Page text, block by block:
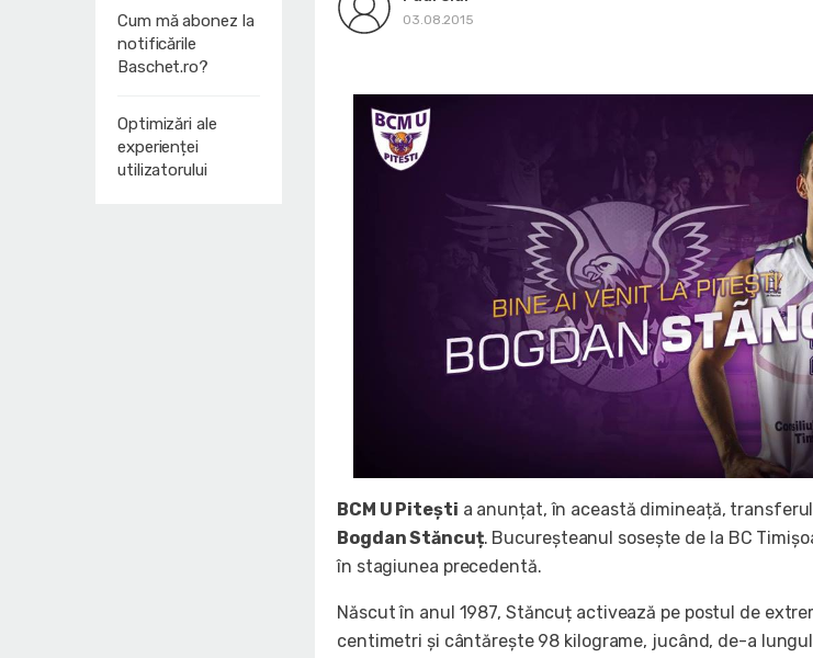
Cum mă abonez la
notificările
Baschet.ro?
Optimizări ale
experienței
utilizatorului
03.08.2015
BCM U Pitești a anunțat, în această dimineață,
Bogdan Stăncuț. Bucureșteanul sosește de la BC
în stagiunea precedentă.
Născut în anul 1987, Stăncuț activează pe postul de
centimetri și cântărește 98 kilograme, jucând, de-a lungul